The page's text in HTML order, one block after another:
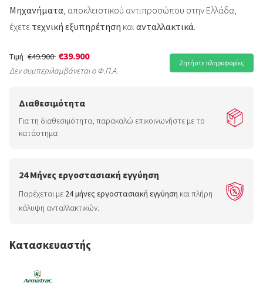
Μηχανήματα , αποκλειστικού αντιπροσώπου στην Ελλάδα,
έχετε τεχνική εξυπηρέτηση και ανταλλακτικά
Τιμή €49.900 €39.900
Δεν συμπεριλαμβάνεται ο Φ.Π.Α.
Ζητήστε πληροφορίες
Διαθεσιμότητα
Για τη διαθεσιμότητα, παρακαλώ επικοινωνήστε με το
κατάστημα
24 Μήνες εργοστασιακή εγγύηση
Παρέχεται με 24 μήνες εργοστασιακή εγγύηση και πλήρη
κάλυψη ανταλλακτικών.
Κατασκευαστής